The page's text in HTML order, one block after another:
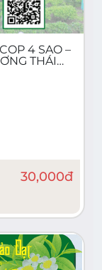
4 SAO –
THÁI
30,000đ